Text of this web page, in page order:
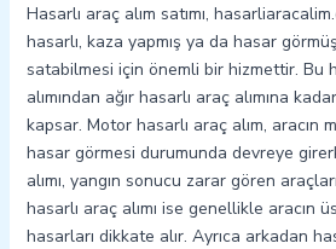
Hasarlı araç alım satımı,
hasarlı, kaza yapmış ya da hasar
satabilmesi için önemli bir hizmettir. Bu
alımından ağır hasarlı araç alımına
kapsar. Motor hasarlı araç alım, aracın
hasar görmesi durumunda devreye
alımı, yangın sonucu zarar gören
hasarlı araç alımı ise genellikle aracın
hasarları dikkate alır. Ayrıca arkadan